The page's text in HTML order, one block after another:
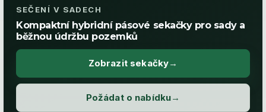
HRUBÁ TRÁVA A ŘADY SADŮ
Standardní pásové mulčovače pro hrubou trávu,
řady sadů a okraje pozemků
Zobrazit standardní mulčovače
Požádat o nabídku